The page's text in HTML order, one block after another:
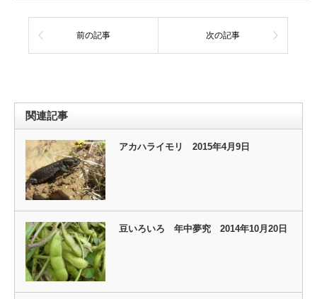
前の記事 次の記事
関連記事
アカハライモリ 2015年4月9日
豆いろいろ 年中夢究 2014年10月20日